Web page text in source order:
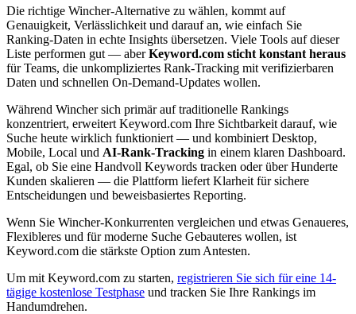
Die richtige Wincher-Alternative zu wählen, kommt auf
Genauigkeit, Verlässlichkeit und darauf an, wie einfach Sie
Ranking-Daten in echte Insights übersetzen. Viele Tools auf dieser
Liste performen gut — aberKeyword.com sticht konstant heraus
für Teams, die unkompliziertes Rank-Tracking mit verifizierbaren
Daten und schnellen On-Demand-Updates wollen.
Während Wincher sich primär auf traditionelle Rankings
konzentriert, erweitert Keyword.com Ihre Sichtbarkeit darauf, wie
Suche heute wirklich funktioniert — und kombiniert Desktop,
Mobile, Local und AI-Rank-Tracking in einem klaren Dashboard.
Egal, ob Sie eine Handvoll Keywords tracken oder über Hunderte
Kunden skalieren — die Plattform liefert Klarheit für sichere
Entscheidungen und beweisbasiertes Reporting.
Wenn Sie Wincher-Konkurrenten vergleichen und etwas Genaueres,
Flexibleres und für moderne Suche Gebauteres wollen, ist
Keyword.com die stärkste Option zum Antesten.
Um mit Keyword.com zu starten, registrieren Sie sich für eine 14-
tägige kostenlose Testphase und tracken Sie Ihre Rankings im
Handumdrehen.